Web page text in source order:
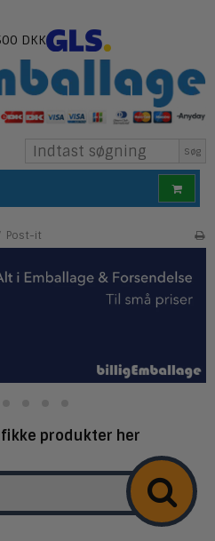
DKK
Søg
Post-it
produkter her